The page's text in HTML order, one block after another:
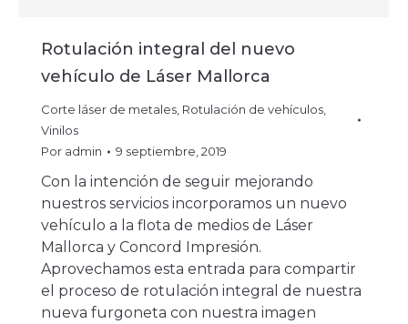
Rotulación integral del nuevo
vehículo de Láser Mallorca
Corte láser de metales, Rotulación de vehículos,
Vinilos
Por admin 9 septiembre, 2019
Con la intención de seguir mejorando
nuestros servicios incorporamos un nuevo
vehículo a la flota de medios de Láser
Mallorca y Concord Impresión.
Aprovechamos esta entrada para compartir
el proceso de rotulación integral de nuestra
nueva furgoneta con nuestra imagen